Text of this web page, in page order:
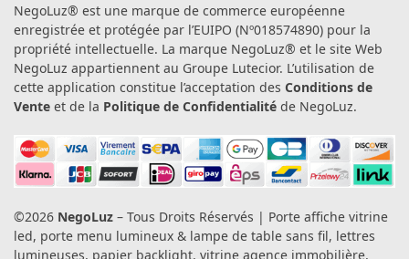
NegoLuz® est une marque de commerce européenne
enregistrée et protégée par l’EUIPO (Nº018574890) pour la
propriété intellectuelle. La marque NegoLuz® et le site Web
NegoLuz appartiennent au Groupe Lutecior. L’utilisation de
cette application constitue l’acceptation des Conditions de
Vente et de la Politique de Confidentialité de NegoLuz.
©2026 NegoLuz – Tous Droits Réservés | Porte affiche vitrine
led, porte menu lumineux & lampe de table sans fil, lettres
lumineuses, papier backlight, vitrine agence immobilière,